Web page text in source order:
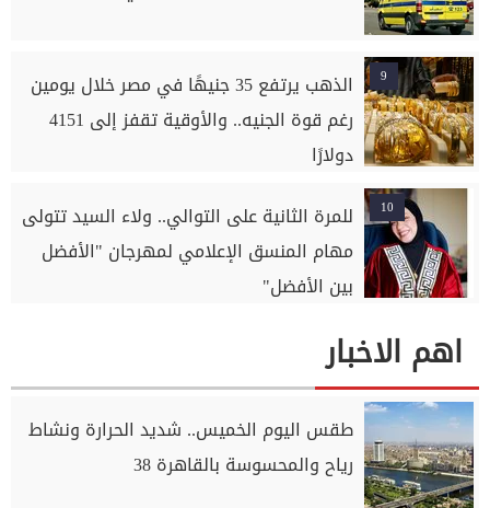
9
الذهب يرتفع 35 جنيهًا في مصر خلال يومين
رغم قوة الجنيه.. والأوقية تقفز إلى 4151
دولارًا
10
للمرة الثانية على التوالي.. ولاء السيد تتولى
مهام المنسق الإعلامي لمهرجان "الأفضل
بين الأفضل"
اهم الاخبار
طقس اليوم الخميس.. شديد الحرارة ونشاط
رياح والمحسوسة بالقاهرة 38